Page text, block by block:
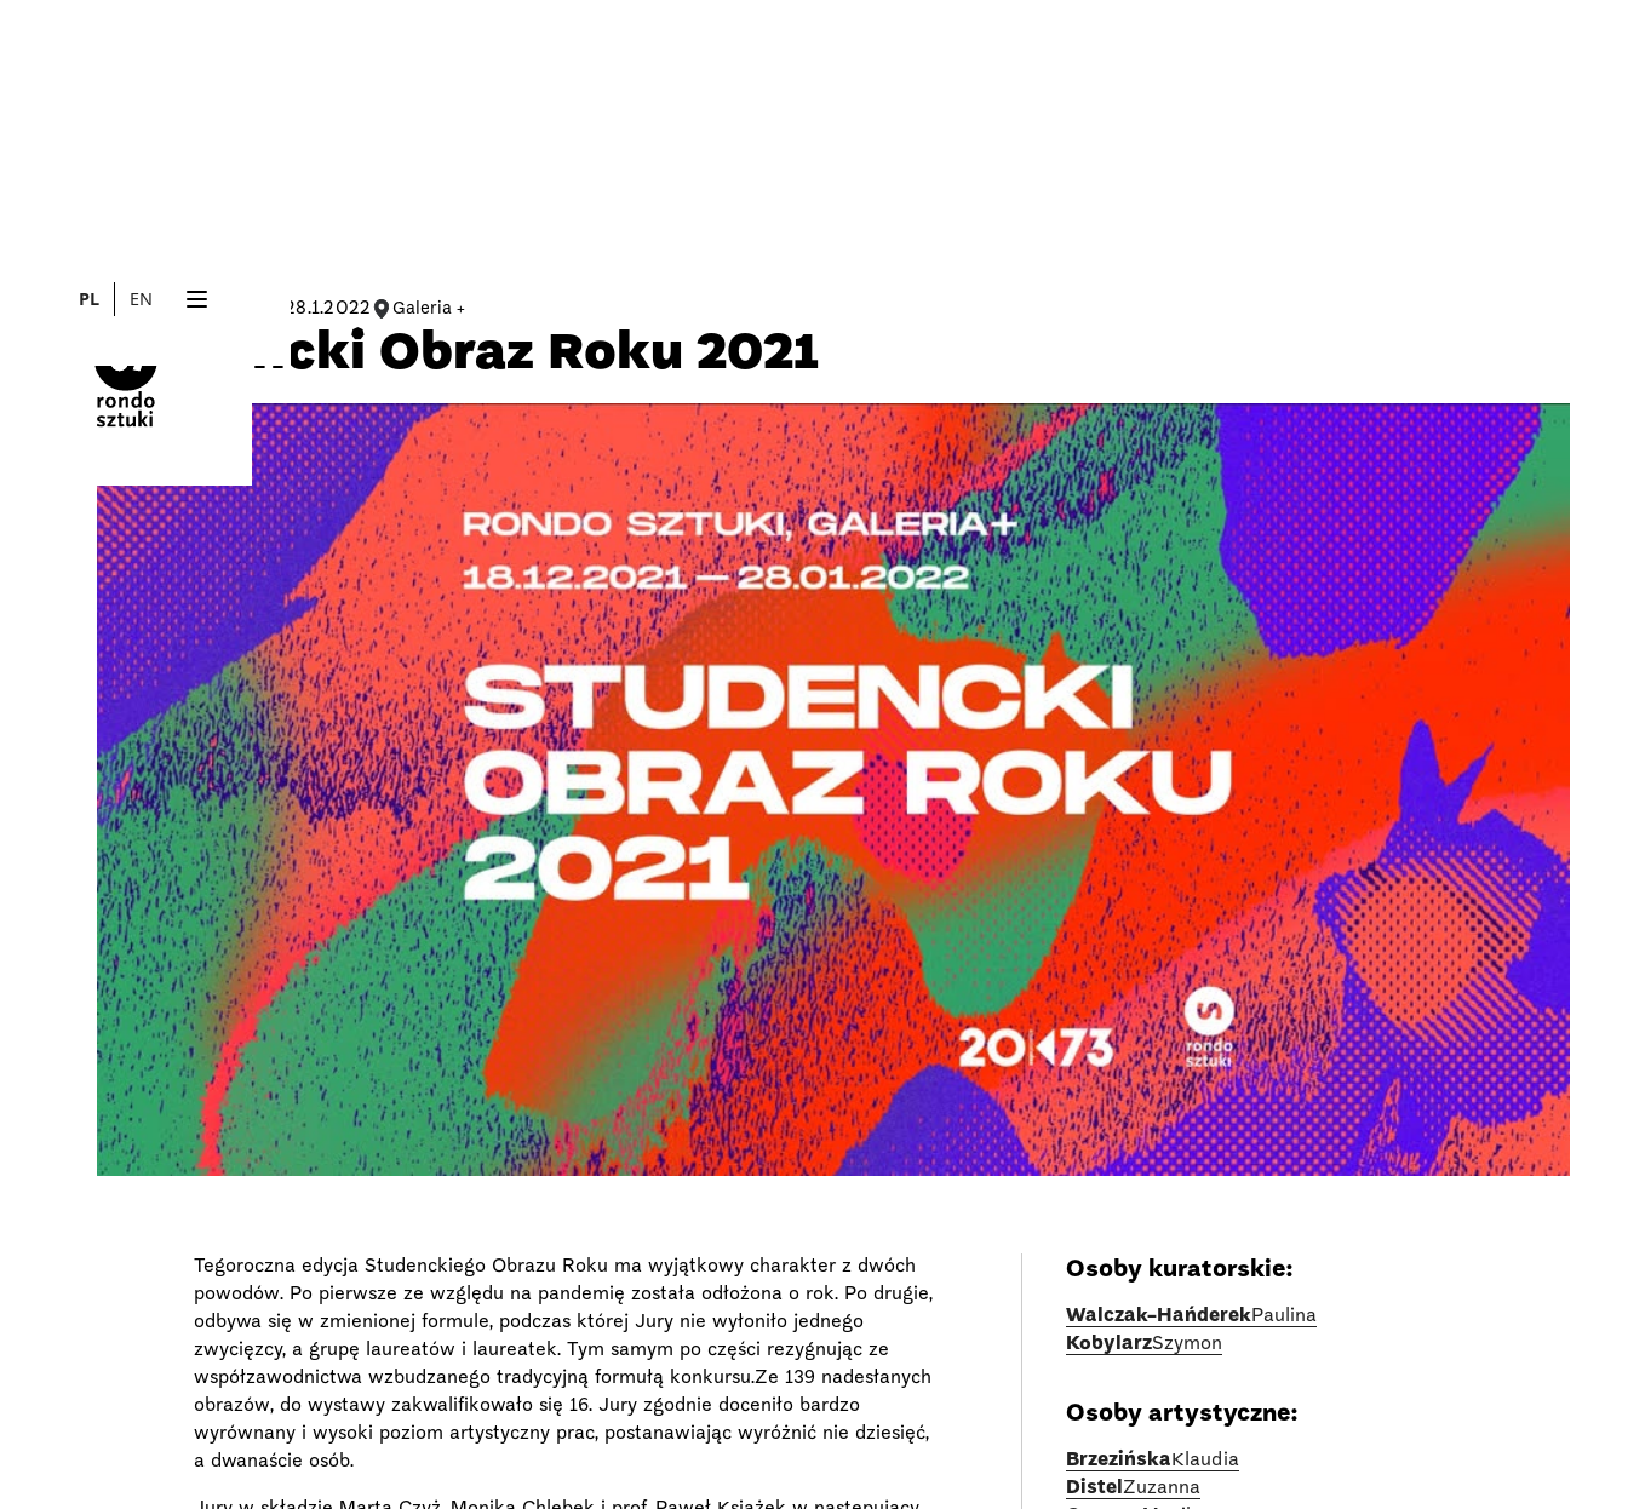
PL EN
WYSTAWA 18.12.2021 28.1.2022 Galeria +
Studencki Obraz Roku 2021
Tegoroczna edycja Studenckiego Obrazu Roku ma wyjątkowy charakter z dwóch
powodów. Po pierwsze ze względu na pandemię została odłożona o rok. Po drugie,
odbywa się w zmienionej formule, podczas której Jury nie wyłoniło jednego
zwycięzcy, a grupę laureatów i laureatek. Tym samym po części rezygnując ze
współzawodnictwa wzbudzanego tradycyjną formułą konkursu.Ze 139 nadesłanych
obrazów, do wystawy zakwalifikowało się 16. Jury zgodnie doceniło bardzo
wyrównany i wysoki poziom artystyczny prac, postanawiając wyróżnić nie dziesięć,
a dwanaście osób.
Osoby kuratorskie:
Walczak-HańderekPaulina
KobylarzSzymon
Osoby artystyczne:
BrzezińskaKlaudia
Distel Zuzanna